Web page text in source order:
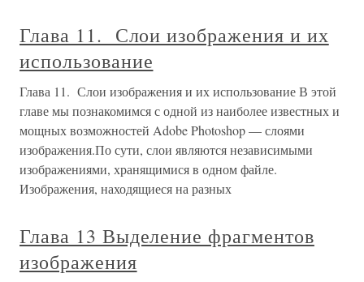
Глава 11. Слои изображения и их
использование
Глава 11. Слои изображения и их использование В этой
главе мы познакомимся с одной из наиболее известных и
мощных возможностей Adobe Photoshop — слоями
изображения.По сути, слои являются независимыми
изображениями, хранящимися в одном файле.
Изображения, находящиеся на разных
Глава 13 Выделение фрагментов
изображения